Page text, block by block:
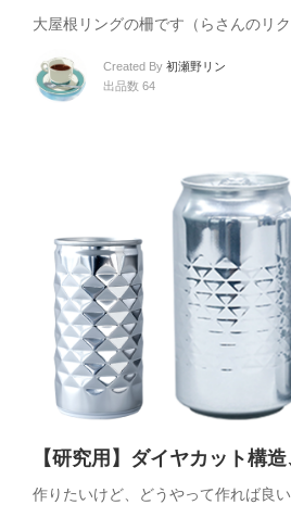
大屋根リングの柵です（らさんのリク
Created By 初瀬野リン
出品数 64
【研究用】ダイヤカット構
作りたいけど、どうやって作れば良